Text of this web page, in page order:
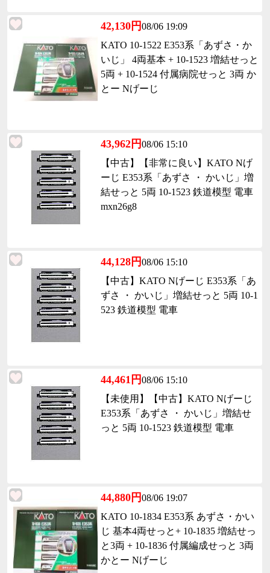
42,130円08/06 19:09
KATO 10-1522 E353系「あずさ・か
いじ」 4両基本 + 10-1523 増結せっと
5両 + 10-1524 付属病院せっと 3両 か
とー Nげーじ
43,962円08/06 15:10
【中古】【非常に良い】KATO Nげ
ーじ E353系「あずさ ・ かいじ」増
結せっと 5両 10-1523 鉄道模型 電車
mxn26g8
44,128円08/06 15:10
【中古】KATO Nげーじ E353系「あ
ずさ ・ かいじ」増結せっと 5両 10-1
523 鉄道模型 電車
44,461円08/06 15:10
【未使用】【中古】KATO Nげーじ
E353系「あずさ ・ かいじ」増結せ
っと 5両 10-1523 鉄道模型 電車
44,880円08/06 19:07
KATO 10-1834 E353系 あずさ・かい
じ 基本4両せっと+ 10-1835 増結せっ
と3両 + 10-1836 付属編成せっと 3両
かとー Nげーじ